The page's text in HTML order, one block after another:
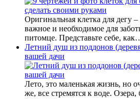
Оригинальная клетка для дегу
важное и необходимое для
питомце. Представьте себе,
Летний душ из поддонов
вашей дачи
Лето, это маленькая жизнь, но
же, все стремятся к воде.